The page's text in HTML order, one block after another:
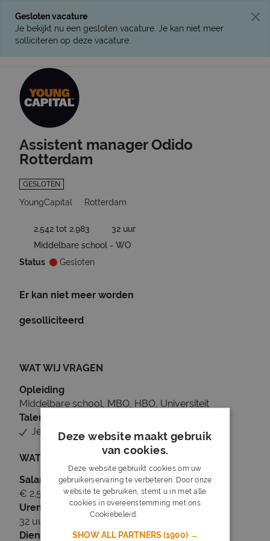
Gesloten vacature
Je bekijkt nu een gesloten vacature. Je kan niet meer
solliciteren op deze vacature.
Assistent manager Odido
Rotterdam
GESLOTEN
YoungCapital Rotterdam
2.542 tot 2.983
32 uur
Middelbare school - WO
Status
Gesloten
Er kan niet meer worden
gesolliciteerd
WAT WIJ VRAGEN
Opleiding
Middelbare school, MBO, HBO, Universiteit
Talen
Je beheerst Nederlands
WAT WIJ BIEDEN
Salaris
€ 2.542 tot € 2.983
Uren
32 uur per week
Dienstverband
Deze website maakt gebruik
van cookies.
Deze website gebruikt cookies om uw
gebruikerservaring te verbeteren. Door onze
website te gebruiken, stemt u in met alle
cookies in overeenstemming met ons
Cookiebeleid.
SHOW ALL PARTNERS(1900) →